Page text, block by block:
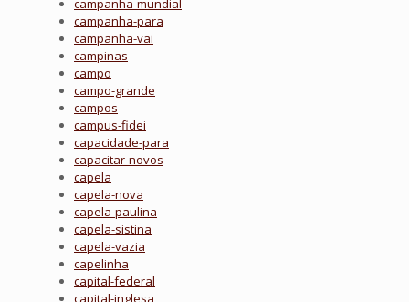
campanha-mundial
campanha-para
campanha-vai
campinas
campo
campo-grande
campos
campus-fidei
capacidade-para
capacitar-novos
capela
capela-nova
capela-paulina
capela-sistina
capela-vazia
capelinha
capital-federal
capital-inglesa